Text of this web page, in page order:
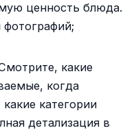
ценность блюда.
какие
когда
категории
детализация в